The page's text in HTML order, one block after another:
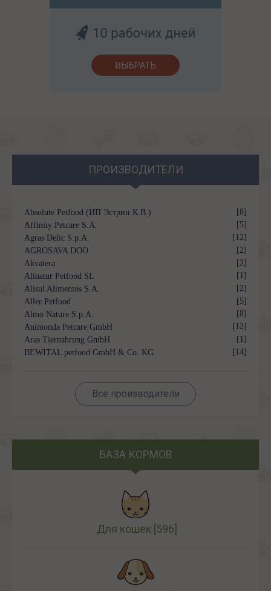
ПРОИЗВОДИТЕЛИ
Absolute Petfood (ИП Эстрин К.В.)
[8]
Affinity Petcare S.A.
[5]
Agras Delic S.p.A.
[12]
AGROSAVA DOO
[2]
Akvatera
[2]
Alinatur Petfood SL
[1]
Alisul Alimentos S.A.
[2]
Aller Petfood
[5]
Almo Nature S.p.A.
[8]
Animonda Petcare GmbH
[12]
Aras Tiernahrung GmbH
[1]
BEWITAL petfood GmbH & Co. KG
[14]
Все производители
БАЗА КОРМОВ
Для кошек [596]